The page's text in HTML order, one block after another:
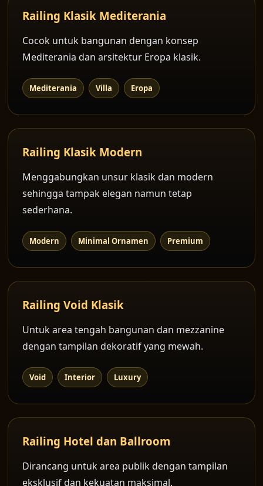
Railing Klasik Mediterania
Cocok untuk bangunan dengan konsep
Mediterania dan arsitektur Eropa klasik.
Mediterania Villa Eropa
Railing Klasik Modern
Menggabungkan unsur klasik dan modern
sehingga tampak elegan namun tetap
sederhana.
Modern Minimal Ornamen Premium
Railing Void Klasik
Untuk area tengah bangunan dan mezzanine
dengan tampilan dekoratif yang mewah.
Void Interior Luxury
Railing Hotel dan Ballroom
Dirancang untuk area publik dengan tampilan
eksklusif dan kekuatan maksimal.